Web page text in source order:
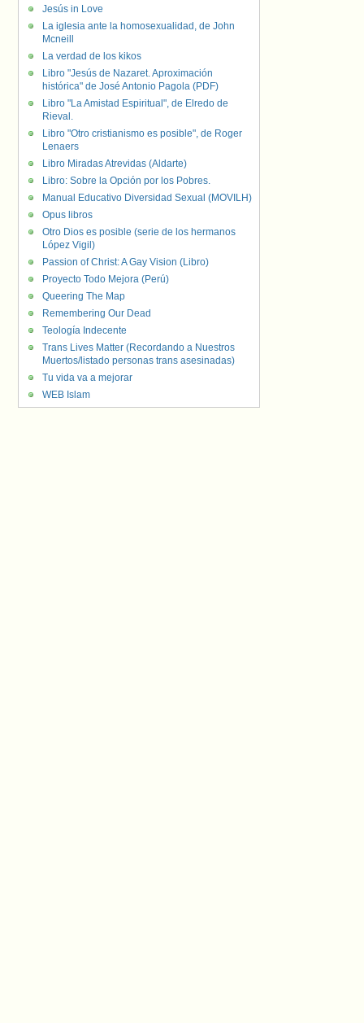
Jesús in Love
La iglesia ante la homosexualidad, de John
Mcneill
La verdad de los kikos
Libro "Jesús de Nazaret. Aproximación
histórica" de José Antonio Pagola (PDF)
Libro "La Amistad Espiritual", de Elredo de
Rieval.
Libro "Otro cristianismo es posible", de Roger
Lenaers
Libro Miradas Atrevidas (Aldarte)
Libro: Sobre la Opción por los Pobres.
Manual Educativo Diversidad Sexual (MOVILH)
Opus libros
Otro Dios es posible (serie de los hermanos
López Vigil)
Passion of Christ: A Gay Vision (Libro)
Proyecto Todo Mejora (Perú)
Queering The Map
Remembering Our Dead
Teología Indecente
Trans Lives Matter (Recordando a Nuestros
Muertos/listado personas trans asesinadas)
Tu vida va a mejorar
WEB Islam